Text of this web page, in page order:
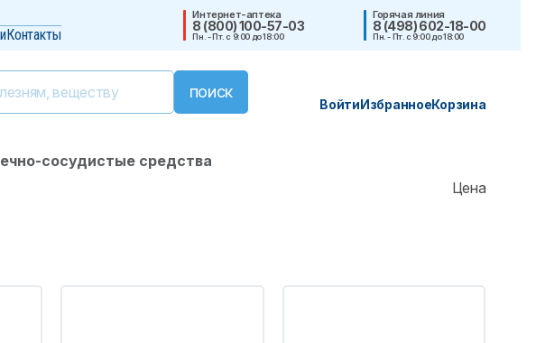
Контакты
Интернет-аптека
8 (800) 100-57-03
Пн. - Пт. с 9:00 до 18:00
Горячая линия
8 (498) 602-18-00
Пн. - Пт. с 9:00 до 18:00
ВойтиИзбранноеКорзина
сосудистые средства
Цена